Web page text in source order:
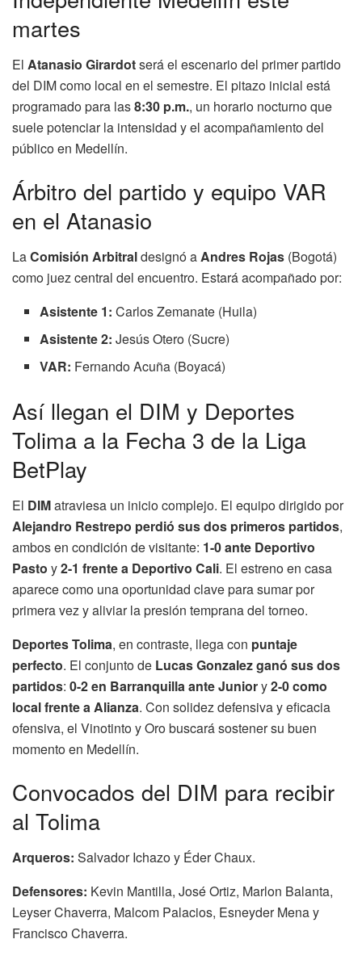
martes
El Atanasio Girardotserá el escenario del primer partido
del DIM como local en el semestre. El pitazo inicial está
programado para las8:30 p.m., un horario nocturno que
suele potenciar la intensidad y el acompañamiento del
público en Medellín.
Árbitro del partido y equipo VAR
en el Atanasio
LaComisión Arbitraldesignó aAndres Rojas (Bogotá)
como juez central del encuentro. Estará acompañado por:
Asistente 1: Carlos Zemanate (Huila)
Asistente 2: Jesús Otero (Sucre)
VAR: Fernando Acuña (Boyacá)
Así llegan el DIM y Deportes
Tolima a la Fecha 3 de la Liga
BetPlay
El DIMatraviesa un inicio complejo. El equipo dirigido por
Alejandro Restrepo perdió sus dos primeros partidos,
ambos en condición de visitante: 1-0 ante Deportivo
Pasto y2-1 frente a Deportivo Cali. El estreno en casa
aparece como una oportunidad clave para sumar por
primera vez y aliviar la presión temprana del torneo.
Deportes Tolima, en contraste, llega con puntaje
perfecto. El conjunto de Lucas Gonzalezganó sus dos
partidos: 0-2 en Barranquilla ante Juniory2-0 como
local frente a Alianza. Con solidez defensiva y eficacia
ofensiva, el Vinotinto y Oro buscará sostener su buen
momento en Medellín.
Convocados del DIM para recibir
al Tolima
Arqueros: Salvador Ichazo y Éder Chaux.
Defensores: Kevin Mantilla, José Ortiz, Marlon Balanta,
Leyser Chaverra, Malcom Palacios, Esneyder Mena y
Francisco Chaverra.